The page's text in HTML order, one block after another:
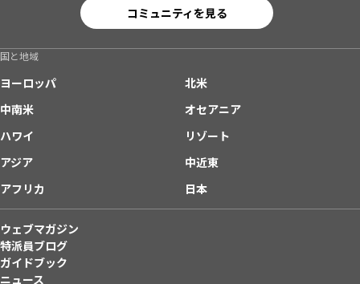
コミュニティを見る
国と地域
ヨーロッパ
北米
中南米
オセアニア
ハワイ
リゾート
アジア
中近東
アフリカ
日本
ウェブマガジン
特派員ブログ
ガイドブック
ニュース